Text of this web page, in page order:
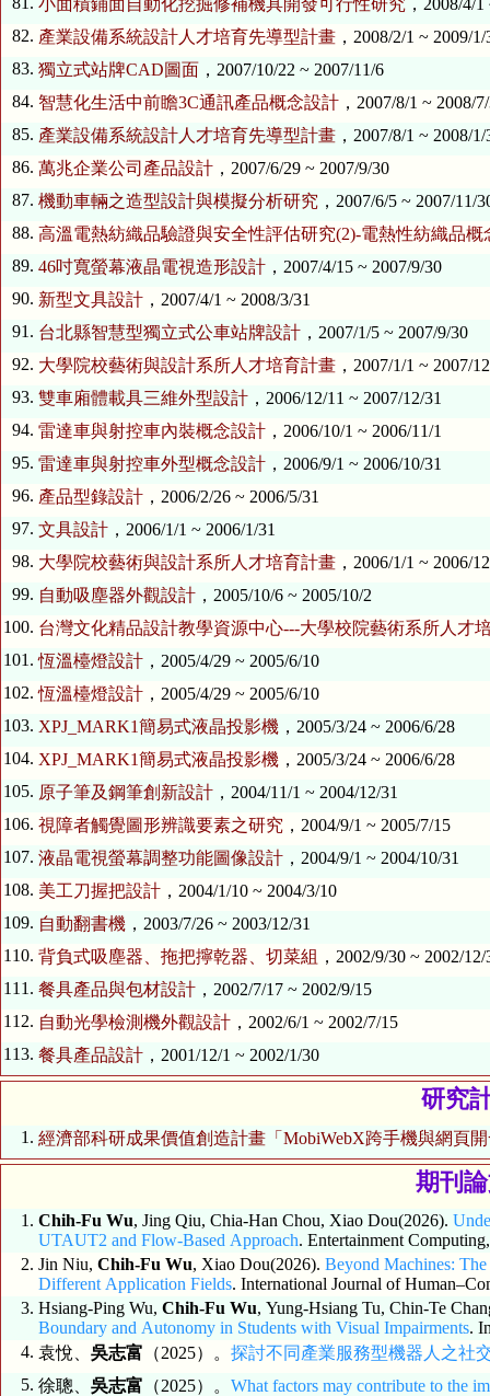
小面積鋪面自動化挖掘修補機具開發可行性研究 ，2008/4/
82. 產業設備系統設計人才培育先導型計畫 ，2008/2/1 ~ 2009/1/
83. 獨立式站牌CAD圖面 ，2007/10/22 ~ 2007/11/6
84. 智慧化生活中前瞻3C通訊產品概念設計 ，2007/8/1 ~ 2008/
85. 產業設備系統設計人才培育先導型計畫 ，2007/8/1 ~ 2008/1/
86. 萬兆企業公司產品設計 ，2007/6/29 ~ 2007/9/30
87. 機動車輛之造型設計與模擬分析研究 ，2007/6/5 ~ 2007/11/
88. 高溫電熱紡織品驗證與安全性評估研究(2)-電熱性紡織品概
89. 46吋寬螢幕液晶電視造形設計 ，2007/4/15 ~ 2007/9/30
90. 新型文具設計 ，2007/4/1 ~ 2008/3/31
91. 台北縣智慧型獨立式公車站牌設計 ，2007/1/5 ~ 2007/9/30
92. 大學院校藝術與設計系所人才培育計畫 ，2007/1/1 ~ 2007/
93. 雙車廂體載具三維外型設計 ，2006/12/11 ~ 2007/12/31
94. 雷達車與射控車內裝概念設計 ，2006/10/1 ~ 2006/11/1
95. 雷達車與射控車外型概念設計 ，2006/9/1 ~ 2006/10/31
96. 產品型錄設計 ，2006/2/26 ~ 2006/5/31
97. 文具設計 ，2006/1/1 ~ 2006/1/31
98. 大學院校藝術與設計系所人才培育計畫 ，2006/1/1 ~ 2006/
99. 自動吸塵器外觀設計 ，2005/10/6 ~ 2005/10/2
100. 台灣文化精品設計教學資源中心---大學校院藝術系所人才
101. 恆溫檯燈設計 ，2005/4/29 ~ 2005/6/10
102. 恆溫檯燈設計 ，2005/4/29 ~ 2005/6/10
103. XPJ_MARK1簡易式液晶投影機 ，2005/3/24 ~ 2006/6/28
104. XPJ_MARK1簡易式液晶投影機 ，2005/3/24 ~ 2006/6/28
105. 原子筆及鋼筆創新設計 ，2004/11/1 ~ 2004/12/31
106. 視障者觸覺圖形辨識要素之研究 ，2004/9/1 ~ 2005/7/15
107. 液晶電視螢幕調整功能圖像設計 ，2004/9/1 ~ 2004/10/31
108. 美工刀握把設計 ，2004/1/10 ~ 2004/3/10
109. 自動翻書機 ，2003/7/26 ~ 2003/12/31
110. 背負式吸塵器、拖把擰乾器、切菜組 ，2002/9/30 ~ 2002/12/
111. 餐具產品與包材設計 ，2002/7/17 ~ 2002/9/15
112. 自動光學檢測機外觀設計 ，2002/6/1 ~ 2002/7/15
113. 餐具產品設計 ，2001/12/1 ~ 2002/1/30
研究
1. 經濟部科研成果價值創造計畫「MobiWebX跨手機與網頁
期刊
1. Chih-Fu Wu, Jing Qiu, Chia-Han Chou, Xiao Dou(2026).
UTAUT2 and Flow-Based Approach. Entertainment
2. Jin Niu,Chih‑Fu Wu, Xiao Dou(2026).Beyond Machines:
Different Application Fields. International Journal of
3. Hsiang-Ping Wu,Chih-Fu Wu, Yung-Hsiang Tu, Chin-Te
Boundary and Autonomy in Students with Visual Impairments
4. 袁悅、吳志富 （2025）。探討不同產業服務型機器人之社
5. 徐聰、吳志富 （2025）。What factors may contribute to the